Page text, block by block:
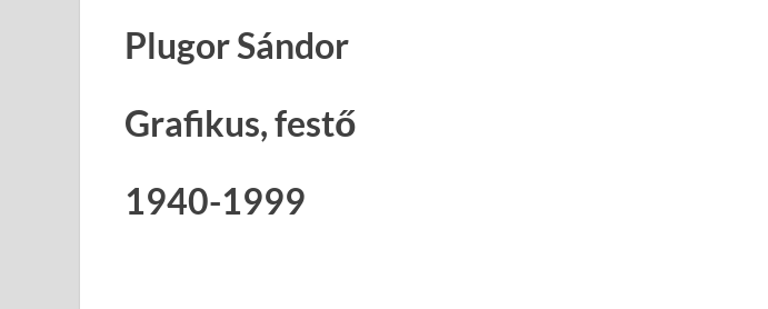
Plugor Sándor
Grafikus, festő
1940-1999